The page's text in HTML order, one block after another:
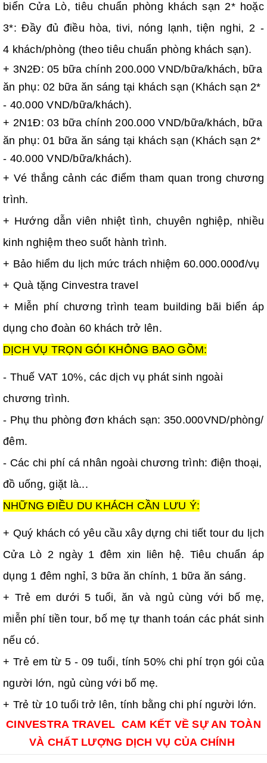
biển Cửa Lò, tiêu chuẩn phòng khách sạn 2* hoặc
3*: Đầy đủ điều hòa, tivi, nóng lạnh, tiện nghi, 2 -
4 khách/phòng (theo tiêu chuẩn phòng khách sạn).
+ 3N2Đ: 05 bữa chính 200.000 VND/bữa/khách, bữa
ăn phụ: 02 bữa ăn sáng tại khách sạn (Khách sạn 2*
- 40.000 VND/bữa/khách).
+ 2N1Đ: 03 bữa chính 200.000 VND/bữa/khách, bữa
ăn phụ: 01 bữa ăn sáng tại khách sạn (Khách sạn 2*
- 40.000 VND/bữa/khách).
+ Vé thắng cảnh các điểm tham quan trong chương
trình.
+ Hướng dẫn viên nhiệt tình, chuyên nghiệp, nhiều
kinh nghiệm theo suốt hành trình.
+ Bảo hiểm du lịch mức trách nhiệm 60.000.000đ/vụ
+ Quà tặng Cinvestra travel
+ Miễn phí chương trình team building bãi biển áp
dụng cho đoàn 60 khách trở lên.
DỊCH VỤ TRỌN GÓI KHÔNG BAO GỒM:
- Thuế VAT 10%, các dịch vụ phát sinh ngoài
chương trình.
- Phụ thu phòng đơn khách sạn: 350.000VND/phòng/
đêm.
- Các chi phí cá nhân ngoài chương trình: điện thoại,
đồ uống, giặt là...
NHỮNG ĐIỀU DU KHÁCH CẦN LƯU Ý:
+ Quý khách có yêu cầu xây dựng chi tiết tour du lịch
Cửa Lò 2 ngày 1 đêm xin liên hệ. Tiêu chuẩn áp
dụng 1 đêm nghỉ, 3 bữa ăn chính, 1 bữa ăn sáng.
+ Trẻ em dưới 5 tuổi, ăn và ngủ cùng với bố mẹ,
miễn phí tiền tour, bố mẹ tự thanh toán các phát sinh
nếu có.
+ Trẻ em từ 5 - 09 tuổi, tính 50% chi phí trọn gói của
người lớn, ngủ cùng với bố mẹ.
+ Trẻ từ 10 tuổi trở lên, tính bằng chi phí người lớn.
CINVESTRA TRAVEL CAM KẾT VỀ SỰ AN TOÀN
VÀ CHẤT LƯỢNG DỊCH VỤ CỦA CHÍNH